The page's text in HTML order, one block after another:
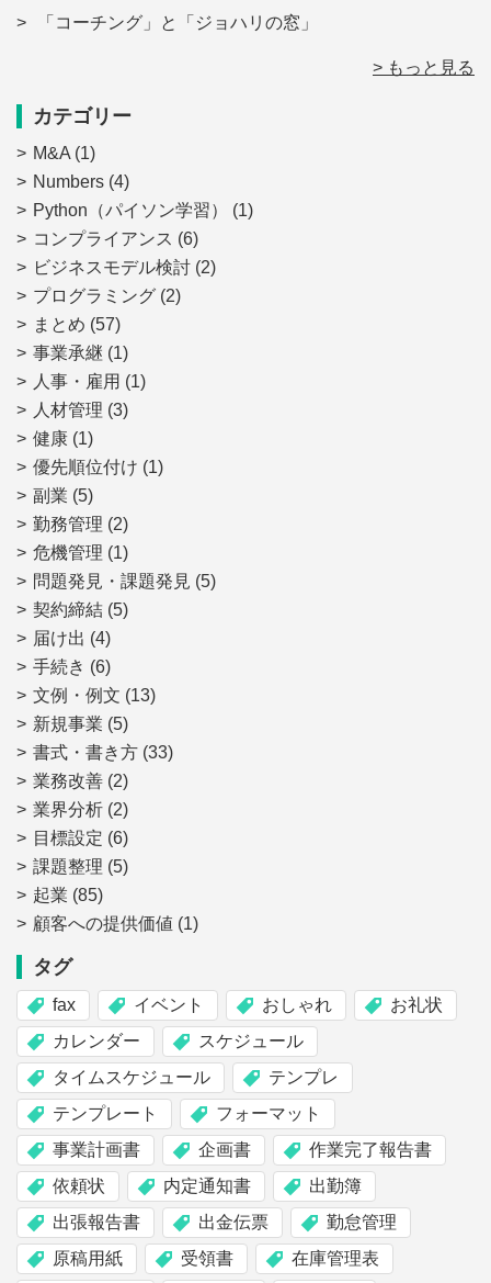
「コーチング」と「ジョハリの窓」
> もっと見る
カテゴリー
M&A (1)
Numbers (4)
Python（パイソン学習）
(1)
コンプライアンス (6)
ビジネスモデル検討 (2)
プログラミング (2)
まとめ (57)
事業承継 (1)
人事・雇用 (1)
人材管理 (3)
健康 (1)
優先順位付け (1)
副業 (5)
勤務管理 (2)
危機管理 (1)
問題発見・課題発見 (5)
契約締結 (5)
届け出 (4)
手続き (6)
文例・例文 (13)
新規事業 (5)
書式・書き方 (33)
業務改善 (2)
業界分析 (2)
目標設定 (6)
課題整理 (5)
起業 (85)
顧客への提供価値 (1)
タグ
fax イベント おしゃれ
お礼状
カレンダー
スケジュール
タイムスケジュール
テンプレ
テンプレート
フォーマット
事業計画書
企画書
作業完了報告書
依頼状
内定通知書
出勤簿
出張報告書
出金伝票
勤怠管理
原稿用紙
受領書
在庫管理表